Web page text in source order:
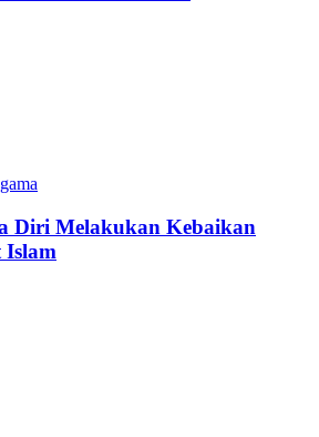
Diri Melakukan Kebaikan